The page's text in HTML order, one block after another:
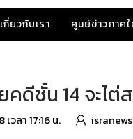
เกี่ยวกับเรา ศูนย์ข่าวภาค
คดีชั้น 14 จะ
วลา 17:16 น. isranews